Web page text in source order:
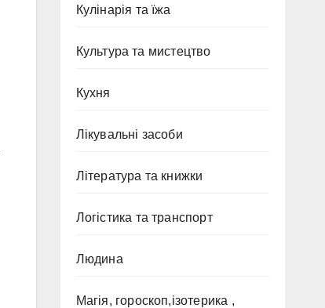
Кулінарія та їжа
Культура та мистецтво
Кухня
Лікувальні засоби
Література та книжки
Логістика та транспорт
Людина
Магія, гороскоп,ізотерика ,